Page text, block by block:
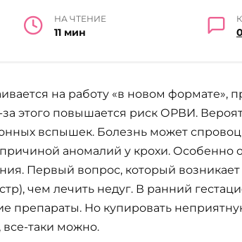
НА ЧТЕНИЕ
11 мин 0
на работу «в новом формате»,
этого повышается риск ОРВИ.
вспышек. Болезнь может
аномалий у крохи. Особенно
Первый вопрос, который возникает
чем лечить недуг. В ранний
препараты. Но купировать
все-таки можно.